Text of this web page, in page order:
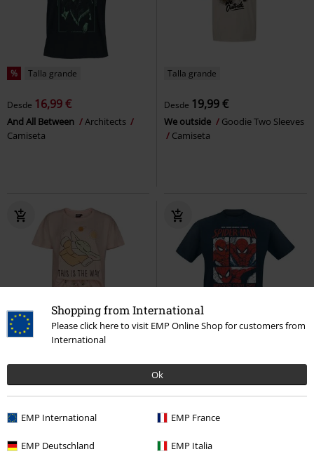
Shopping from International
Please click here to visit EMP Online Shop for customers from
International
Ok
EMP International EMP France
EMP Deutschland EMP Italia
% Talla grande
Desde 16,99 €
And All Between
Architects
Camiseta
Talla grande
Desde 19,99 €
We outside
Goodie Two Sleeves
Camiseta
37,99 €
The Mandalorian - This Is The Way
New Comics Pose
Spider-Man